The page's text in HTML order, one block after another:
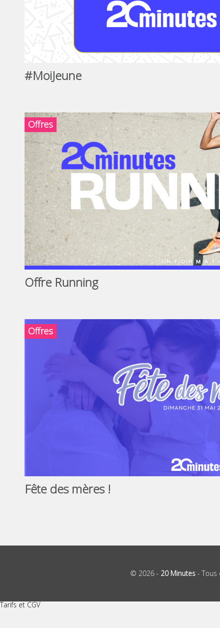
#MoiJeune
Offres
Offre Running
Offres
Fête des mères !
© 2026 - 20 Minutes -
Tarifs et CGV